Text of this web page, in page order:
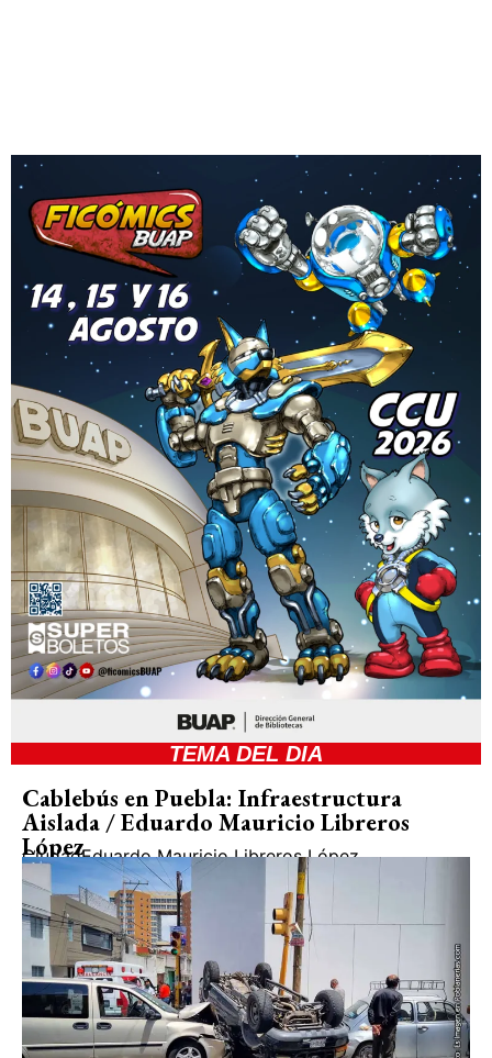
TEMA DEL DIA
Cablebús en Puebla: Infraestructura
Aislada / Eduardo Mauricio Libreros
López
CiudadEduardo Mauricio Libreros López